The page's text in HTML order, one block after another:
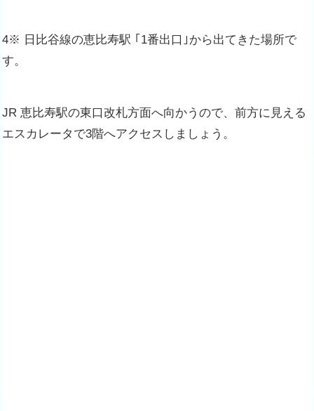
4※ 日比谷線の恵比寿駅 ｢1番出口｣から出てきた場所で
す。
JR 恵比寿駅の東口改札方面へ向かうので、前方に見える
エスカレータで3階へアクセスしましょう。